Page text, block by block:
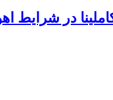
در شرایط